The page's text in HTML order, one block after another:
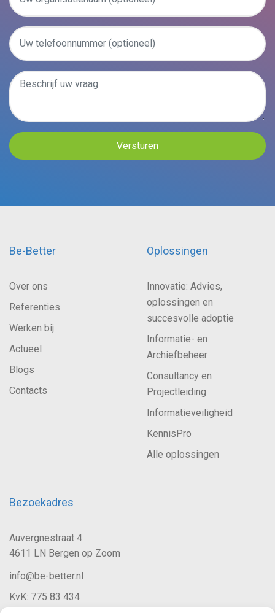
Be-Better
Over ons
Referenties
Werken bij
Actueel
Blogs
Contacts
Oplossingen
Innovatie: Advies,
oplossingen en
succesvolle adoptie
Informatie- en
Archiefbeheer
Consultancy en
Projectleiding
Informatieveiligheid
KennisPro
Alle oplossingen
Bezoekadres
Auvergnestraat 4
4611 LN Bergen op Zoom
info@be-better.nl
KvK: 775 83 434